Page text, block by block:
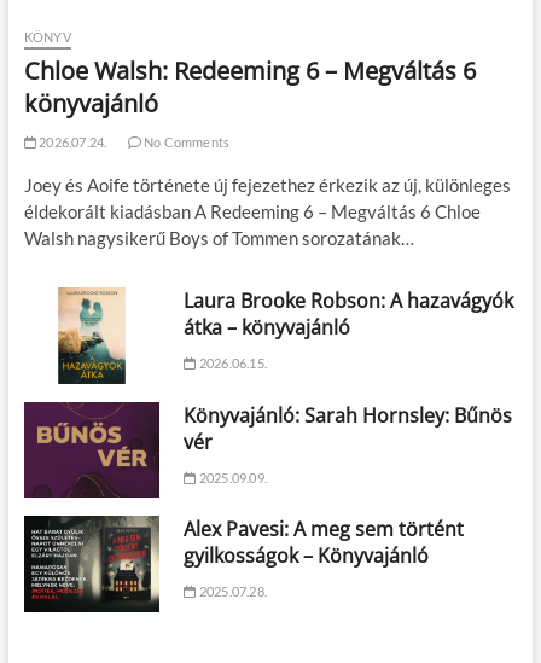
KÖNYV
Chloe Walsh: Redeeming 6 – Megváltás 6
könyvajánló
2026.07.24. No Comments
Joey és Aoife története új fejezethez érkezik az új, különleges
éldekorált kiadásban A Redeeming 6 – Megváltás 6 Chloe
Walsh nagysikerű Boys of Tommen sorozatának…
Laura Brooke Robson: A hazavágyók
átka – könyvajánló
2026.06.15.
Könyvajánló: Sarah Hornsley: Bűnös
vér
2025.09.09.
Alex Pavesi: A meg sem történt
gyilkosságok – Könyvajánló
2025.07.28.